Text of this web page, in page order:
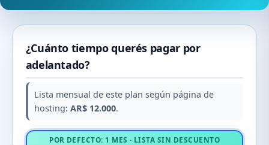
¿Cuánto tiempo querés pagar por
adelantado?
Lista mensual de este plan según página de
hosting: AR$ 12.000.
POR DEFECTO: 1 MES · LISTA SIN DESCUENTO